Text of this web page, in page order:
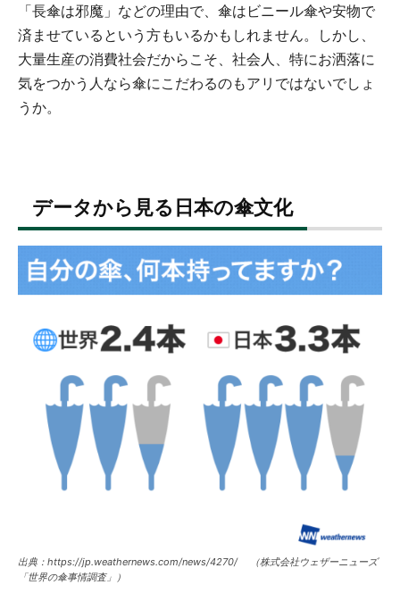
「長傘は邪魔」などの理由で、傘はビニール傘や安物で
済ませているという方もいるかもしれません。しかし、
大量生産の消費社会だからこそ、社会人、特にお洒落に
気をつかう人なら傘にこだわるのもアリではないでしょ
うか。
データから見る日本の傘文化
出典：https://jp.weathernews.com/news/4270/ （株式会社ウェザーニューズ
「世界の傘事情調査」）